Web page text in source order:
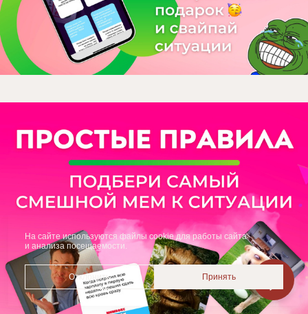
На сайте используются файлы cookie для работы сайта
и анализа посещаемости.
Отклонить Принять